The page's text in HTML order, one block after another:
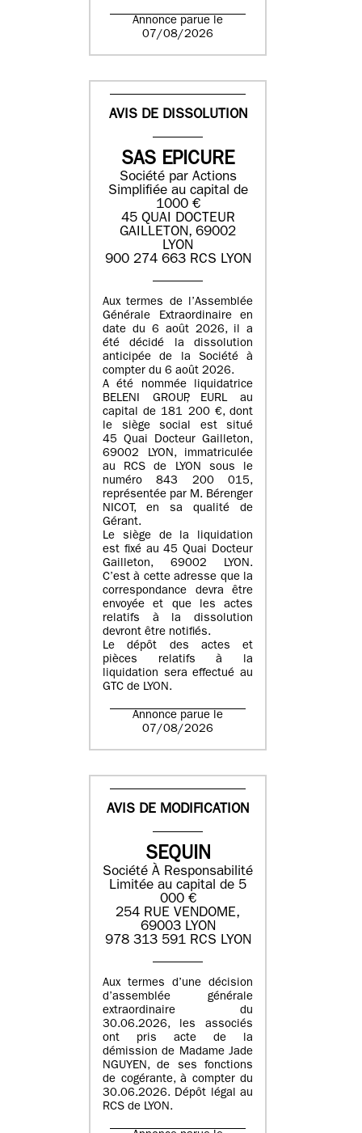
Annonce parue le
07/08/2026
AVIS DE DISSOLUTION
SAS EPICURE
Société par Actions
Simplifiée au capital de
1000 €
45 QUAI DOCTEUR
GAILLETON, 69002
LYON
900 274 663 RCS LYON
Aux termes de l’Assemblée
Générale Extraordinaire en
date du 6 août 2026, il a
été décidé la dissolution
anticipée de la Société à
compter du 6 août 2026.
A été nommée liquidatrice
BELENI GROUP, EURL au
capital de 181 200 €, dont
le siège social est situé
45 Quai Docteur Gailleton,
69002 LYON, immatriculée
au RCS de LYON sous le
numéro 843 200 015,
représentée par M. Bérenger
NICOT, en sa qualité de
Gérant.
Le siège de la liquidation
est fixé au45 Quai Docteur
Gailleton, 69002 LYON.
C’est à cette adresse que la
correspondance devra être
envoyée et que les actes
relatifs à la dissolution
devront être notifiés.
Le dépôt des actes et
pièces relatifs à la
liquidation sera effectué au
GTC de LYON.
Annonce parue le
07/08/2026
AVIS DE MODIFICATION
SEQUIN
Société À Responsabilité
Limitée au capital de 5
000 €
254 RUE VENDOME,
69003 LYON
978 313 591 RCS LYON
Aux termes d’une décision
d’assemblée générale
extraordinaire du
30.06.2026, les associés
ont pris acte de la
démission de Madame Jade
NGUYEN, de ses fonctions
de cogérante, à compter du
30.06.2026. Dépôt légal au
RCS de LYON.